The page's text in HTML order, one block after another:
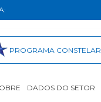
PROGRAMA CONSTELAR
DADOS DO SETOR